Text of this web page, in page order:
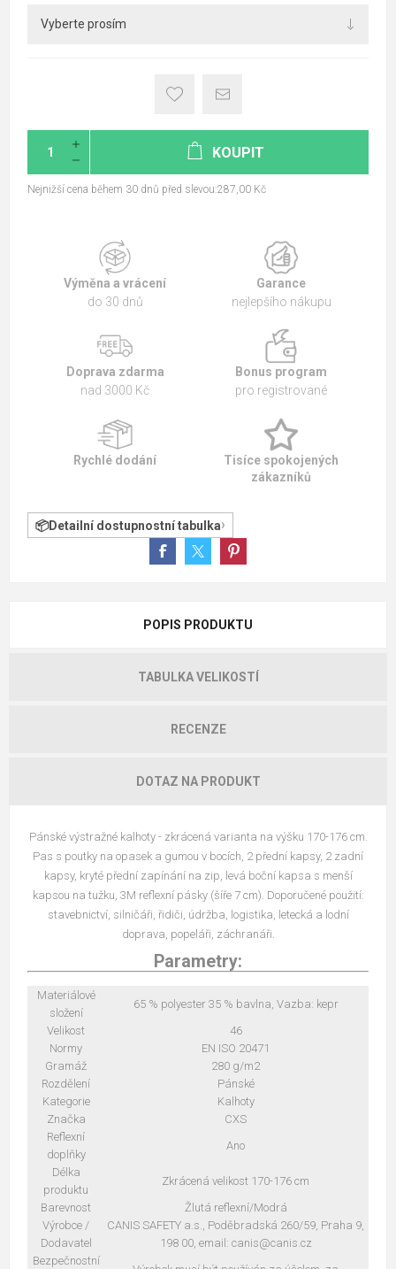
KOUPIT
Nejnižší cena během 30 dnů před slevou:287,00 Kč
Výměna a vrácení
do 30 dnů
Garance
nejlepšího nákupu
Doprava zdarma
nad 3000 Kč
Bonus program
pro registrované
Rychlé dodání
Tisíce spokojených
zákazníků
Detailní dostupnostní tabulka
POPIS PRODUKTU
TABULKA VELIKOSTÍ
RECENZE
DOTAZ NA PRODUKT
Pánské výstražné kalhoty - zkrácená varianta na výšku 170-176 cm.
Pas s poutky na opasek a gumou v bocích, 2 přední kapsy, 2 zadní
kapsy, kryté přední zapínání na zip, levá boční kapsa s menší
kapsou na tužku, 3M reflexní pásky (šíře 7 cm). Doporučené použití:
stavebnictví, silničáři, řidiči, údržba, logistika, letecká a lodní
doprava, popeláři, záchranáři.
Parametry:
Materiálové
složení
65 % polyester 35 % bavlna, Vazba: kepr
Velikost
46
Normy
EN ISO 20471
Gramáž
280 g/m2
Rozdělení
Pánské
Kategorie
Kalhoty
Značka
CXS
Reflexní
doplňky
Ano
Délka
produktu
Zkrácená velikost 170-176 cm
Barevnost
Žlutá reflexní/Modrá
Výrobce /
Dodavatel
CANIS SAFETY a.s., Poděbradská 260/59, Praha 9,
198 00, email: canis@canis.cz
Bezpečnostní